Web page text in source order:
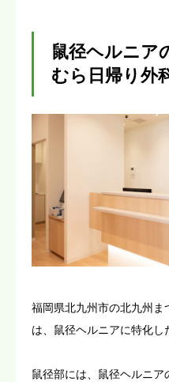
鼠径ヘルニア
むら日帰り外
福岡県北九州市の北九州ま
は、鼠径ヘルニアに特化し
鼠径部には、鼠径ヘルニ